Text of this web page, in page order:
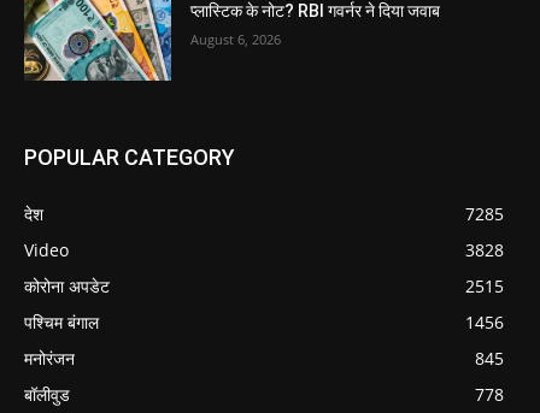
प्लास्टिक के नोट? RBI गवर्नर ने दिया जवाब
August 6, 2026
POPULAR CATEGORY
देश
7285
Video
3828
कोरोना अपडेट
2515
पश्चिम बंगाल
1456
मनोरंजन
845
बॉलीवुड
778